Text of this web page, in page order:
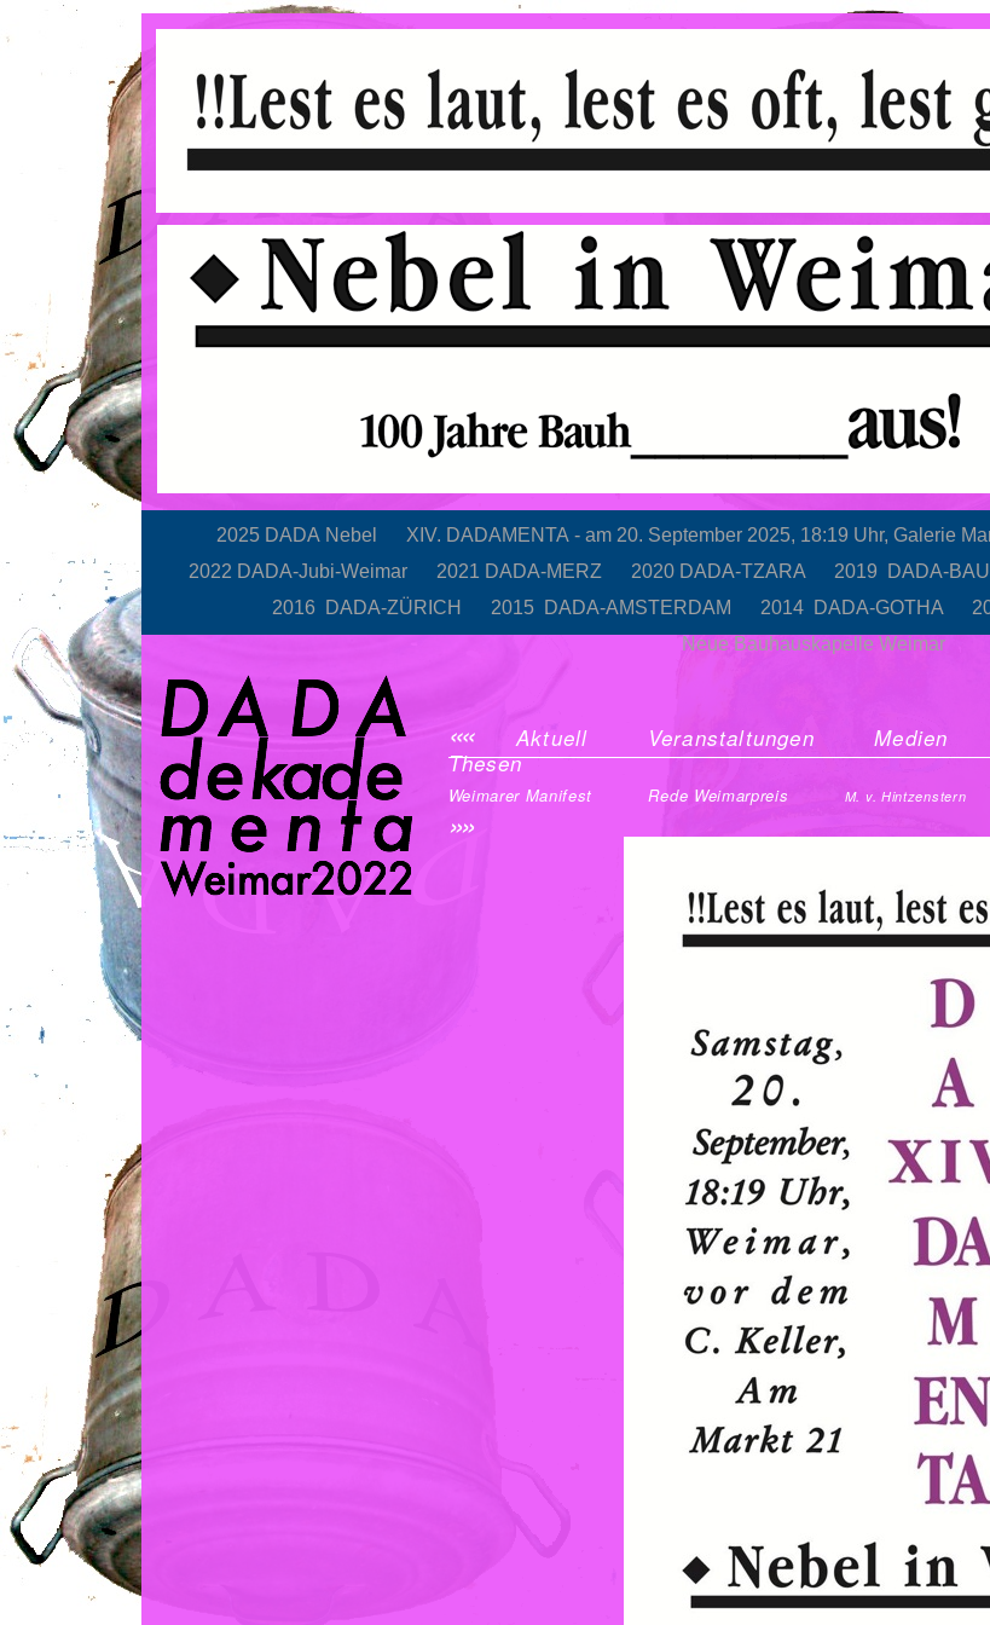
2025 DADA Nebel XIV. DADAMENTA - am 20. September 2025, 18:19 Uhr, Galerie
2022 DADA-Jubi-Weimar
2021 DADA-MERZ 2020 DADA-TZARA 2019 DADA-
2016 DADA-ZÜRICH
2015 DADA-AMSTERDAM 2014 DADA-GOTHA
Neue Bauhauskapelle Weimar
«« Aktuell Veranstaltungen Medien
Thesen
Weimarer Manifest Rede Weimarpreis M. v. Hintzenstern
»»